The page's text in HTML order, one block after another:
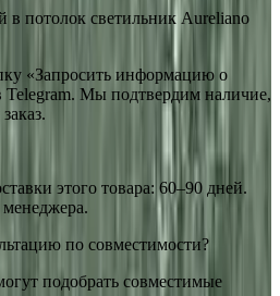
в потолок светильник Aureliano
«Запросить информацию о
Мы подтвердим наличие,
этого товара: 60–90 дней.
по совместимости?
подобрать совместимые